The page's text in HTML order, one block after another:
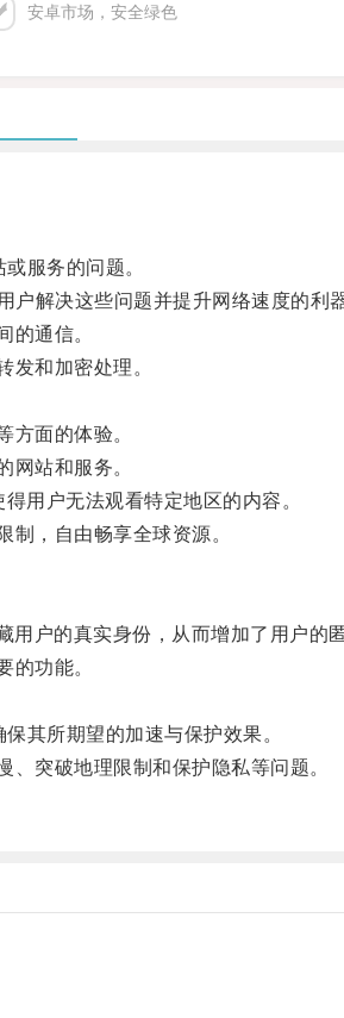
安卓市场，安全绿色
服务的问题。
解决这些问题并提升网络速度的利器
通信。
和加密处理。
面的体验。
站和服务。
用户无法观看特定地区的内容。
，自由畅享全球资源。
户的真实身份，从而增加了用户的匿
功能。
其所期望的加速与保护效果。
突破地理限制和保护隐私等问题。